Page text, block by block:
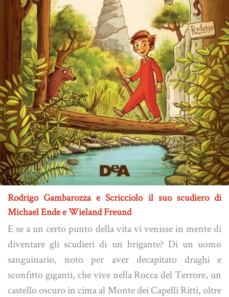
Rodrigo Gambarozza e Scricciolo il suo scudiero di
Michael Ende e Wieland Freund
E se a un certo punto della vita vi venisse in mente di
diventare gli scudieri di un brigante? Di un uomo
sanguinario, noto per aver decapitato draghi e
sconfitto giganti, che vive nella Rocca del Terrore, un
castello oscuro in cima al Monte dei Capelli Ritti, oltre